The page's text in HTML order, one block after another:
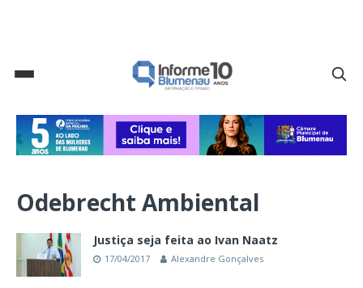
Odebrecht Ambiental
Justiça seja feita ao Ivan Naatz
17/04/2017 Alexandre Gonçalves